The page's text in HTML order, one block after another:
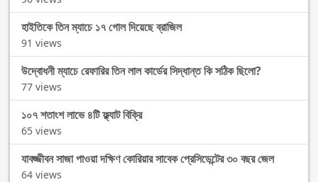
হাইতিকে তিন ম্যাচে ১৭ গোল দিয়েছে ব্রাজিল
91 views
উদ্বোধনী ম্যাচে রেফারির তিন লাল কার্ডের সিদ্ধান্ত কি সঠিক ছিলো?
77 views
১০৭ শতাংশ লাভে ৪টি ফ্ল্যাট বিক্রি
65 views
যাবজ্জীবন সাজা পাওয়া দক্ষিণ কোরিয়ার সাবেক প্রেসিডেন্টের ৩০ বছর জেল
64 views